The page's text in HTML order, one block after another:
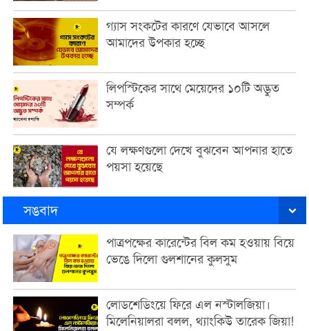
গ্যাস সংকটের কারণে যেভাবে আসলে
আমাদের উপকার হচ্ছে
লিপস্টিকের সাথে মেয়েদের ১০টি অদ্ভুত
সম্পর্ক
যে লক্ষণগুলো দেখে বুঝবেন আপনার হাতে
পয়সা হয়েছে
সঙবাদ
পাত্রপক্ষের কারেন্টের বিল কম হওয়ায় বিয়ে
ভেঙে দিলো গুলশানের কুলসুম
লোডশেডিংয়ে ফিরে এল নস্টালজিয়া।
মিলেনিয়ালরা বলল, থ্যাংকিউ তারেক জিয়া!